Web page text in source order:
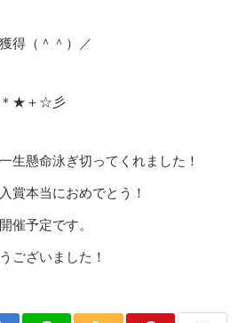
得（＾＾）／
★＋☆彡
生懸命泳ぎ切ってくれました！
賞本当におめでとう！
催予定です。
ございました！